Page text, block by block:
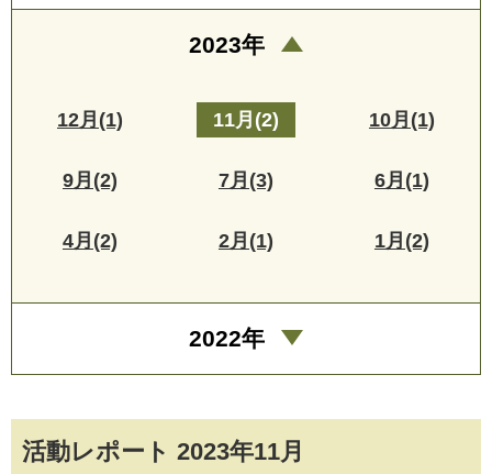
活動レポート 2023年11月
2023年
12月(1) 11月(2) 10月(1)
9月(2) 7月(3) 6月(1)
4月(2) 2月(1) 1月(2)
2022年